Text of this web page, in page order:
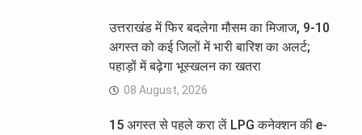
उत्तराखंड में फिर बदलेगा मौसम का मिजाज, 9-10
अगस्त को कई जिलों में भारी बारिश का अलर्ट;
पहाड़ों में बढ़ेगा भूस्खलन का खतरा
08 August, 2026
15 अगस्त से पहले करा लें LPG कनेक्शन की e-